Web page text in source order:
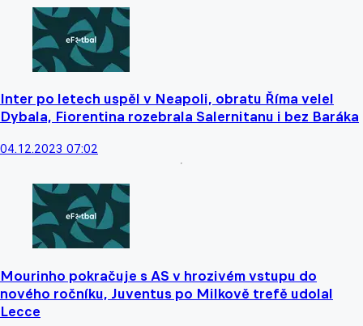
Inter po letech uspěl v Neapoli, obratu Říma velel
Dybala, Fiorentina rozebrala Salernitanu i bez Baráka
04.12.2023 07:02
Mourinho pokračuje s AS v hrozivém vstupu do
nového ročníku, Juventus po Milkově trefě udolal
Lecce